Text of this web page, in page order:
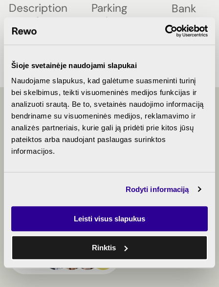
Šioje svetainėje naudojami slapukai
Naudojame slapukus, kad galėtume suasmeninti turinį
bei skelbimus, teikti visuomeninės medijos funkcijas ir
analizuoti srautą. Be to, svetainės naudojimo informaciją
bendriname su visuomeninės medijos, reklamavimo ir
analizės partneriais, kurie gali ją pridėti prie kitos jūsų
pateiktos arba naudojant paslaugas surinktos
informacijos.
Rodyti informaciją
Leisti visus slapukus
Rinktis
Description
of
Partial
finishing
Parking
plan
Bank
offers
LET'S TALK
+370 5 214 0656
algirdomono@rewo.lt
viewing